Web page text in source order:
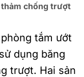
chống trượt
tắm ướt
dụng băng
trượt. Hai sản